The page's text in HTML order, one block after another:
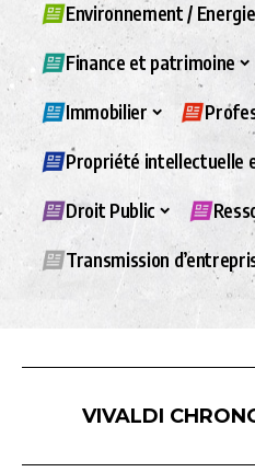
Environnement / Energie
Finance et patrimoine
Immobilier
Propriété intellectuelle
Droit Public
Transmission
VIVALDI